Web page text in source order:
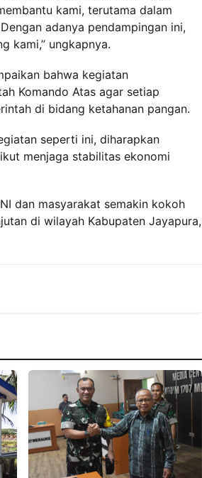
kami, terutama dalam
adanya pendampingan ini,
kami,” ungkapnya.
bahwa kegiatan
Komando Atas agar setiap
di bidang ketahanan pangan.
seperti ini, diharapkan
menjaga stabilitas ekonomi
dan masyarakat semakin kokoh
di wilayah Kabupaten Jayapura,